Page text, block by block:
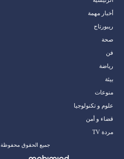
أخبار مهمة
ريبورتاج
صحة
فن
رياضة
بيئة
منوعات
علوم و تكنولوجيا
قضاء و أمن
مردة TV
جميع الحقوق محفوظة